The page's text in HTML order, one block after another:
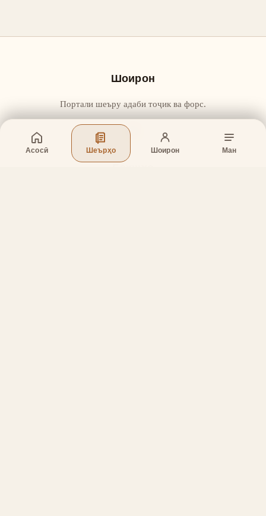
Асосӣ Шеърҳо Шоирон Ман
Шоирон
Портали шеъру адаби тоҷик ва форс.